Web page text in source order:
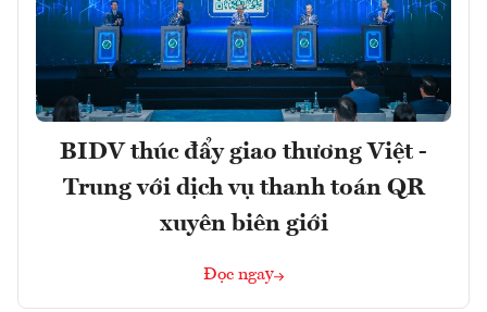
BIDV thúc đẩy giao thương Việt -
Trung với dịch vụ thanh toán QR
xuyên biên giới
Đọc ngay